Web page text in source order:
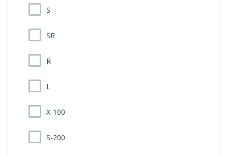
S
SR
R
L
X-100
S-200